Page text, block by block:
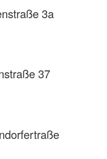
3a
37